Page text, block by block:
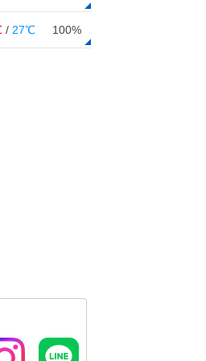
/ 27℃ 100%